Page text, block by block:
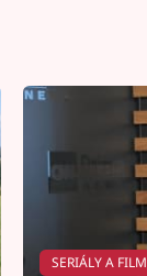
SERIÁLY A